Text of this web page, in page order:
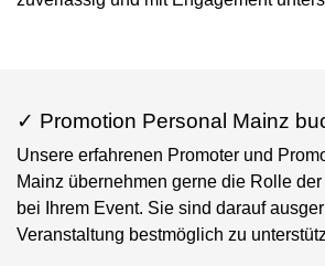
✓ Promotion Personal Mainz
Unsere erfahrenen Promoter und
Mainz übernehmen gerne die Rolle
bei Ihrem Event. Sie sind darauf
Veranstaltung bestmöglich zu